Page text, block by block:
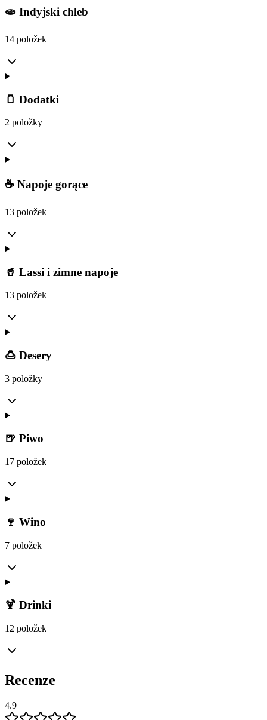
🫓 Indyjski chleb
14 položek
🫙 Dodatki
2 položky
☕ Napoje gorące
13 položek
🥤 Lassi i zimne napoje
13 položek
🍮 Desery
3 položky
🍺 Piwo
17 položek
🍷 Wino
7 položek
🍹 Drinki
12 položek
Recenze
4.9